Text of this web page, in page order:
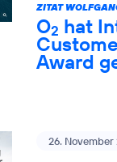
ZITAT
O2 hat
Award
26.